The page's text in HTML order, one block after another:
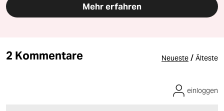
Mehr erfahren
2 Kommentare Neueste / Älteste
einloggen